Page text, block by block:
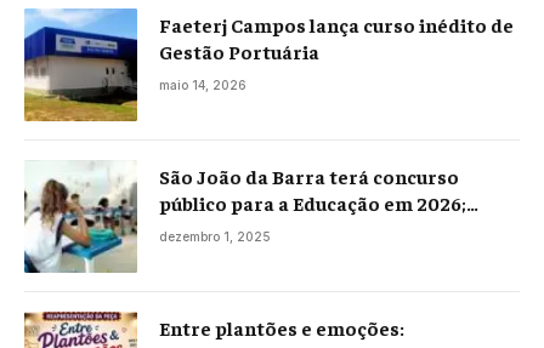
Faeterj Campos lança curso inédito de
Gestão Portuária
maio 14, 2026
São João da Barra terá concurso
público para a Educação em 2026;
projeto já está na Câmara
dezembro 1, 2025
Entre plantões e emoções: